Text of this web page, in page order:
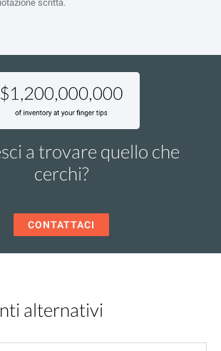
scritta.
a trovare quello che
cerchi?
CONTATTACI
alternativi